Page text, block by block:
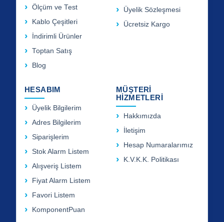
Ölçüm ve Test
Kablo Çeşitleri
İndirimli Ürünler
Toptan Satış
Blog
Üyelik Sözleşmesi
Ücretsiz Kargo
HESABIM
Üyelik Bilgilerim
Adres Bilgilerim
Siparişlerim
Stok Alarm Listem
Alışveriş Listem
Fiyat Alarm Listem
Favori Listem
KomponentPuan
MÜŞTERİ
HİZMETLERİ
Hakkımızda
İletişim
Hesap Numaralarımız
K.V.K.K. Politikası